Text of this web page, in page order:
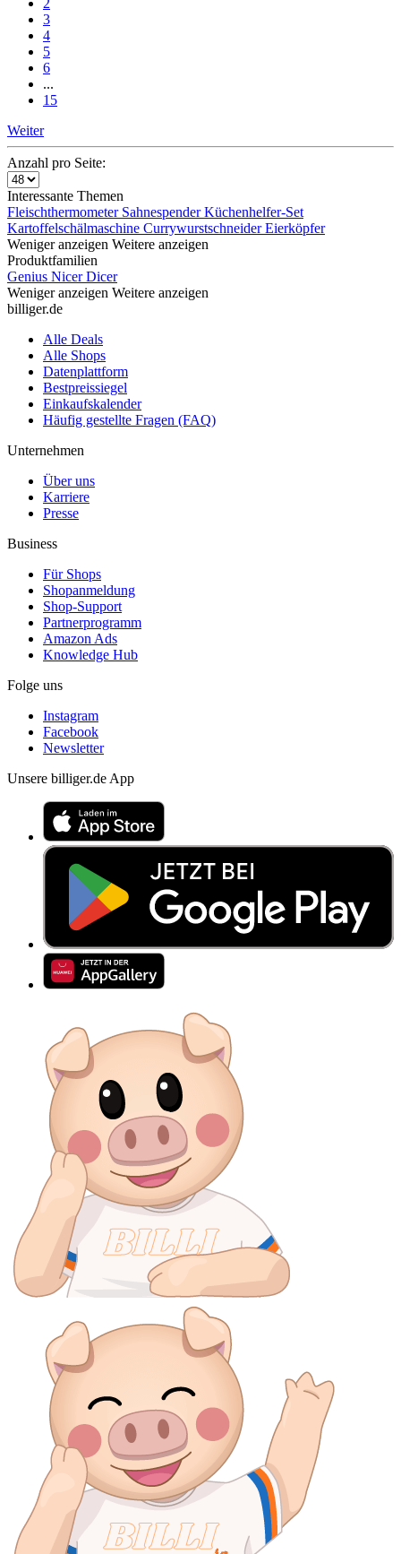
3
4
5
6
...
15
Weiter
Anzahl pro Seite:
Interessante Themen
Fleischthermometer SahnespenderKüchenhelfer-Set
Kartoffelschälmaschine CurrywurstschneiderEierköpfer
Weniger anzeigen Weitere anzeigen
Produktfamilien
Genius Nicer Dicer
Weniger anzeigen Weitere anzeigen
billiger.de
Alle Deals
Alle Shops
Datenplattform
Bestpreissiegel
Einkaufskalender
Häufig gestellte Fragen (FAQ)
Unternehmen
Über uns
Karriere
Presse
Business
Für Shops
Shopanmeldung
Shop-Support
Partnerprogramm
Amazon Ads
Knowledge Hub
Folge uns
Instagram
Facebook
Newsletter
Unsere billiger.de App